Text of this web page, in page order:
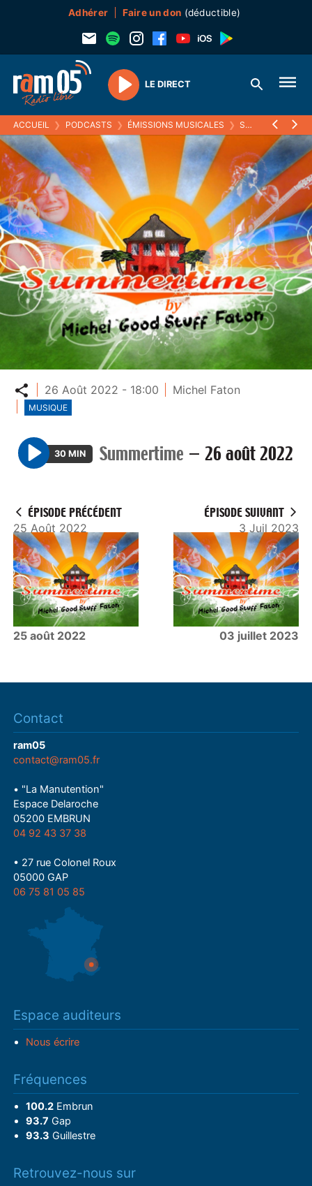
Adhérer Faire un don (déductible)
Play
LE DIRECT
ACCUEIL ❯ PODCASTS ❯ ÉMISSIONS MUSICALES ❯ SUMMERTIME
Partager
26 Août 2022 - 18:00 Michel Faton
MUSIQUE
P
y
30 MIN Summertime — 26 août 2022
ÉPISODE PRÉCÉDENT
25 Août 2022
25 août 2022
ÉPISODE SUIVANT
3 Juil 2023
03 juillet 2023
Contact
ram05
contact@ram05.fr
• "La Manutention"
Espace Delaroche
05200 EMBRUN
04 92 43 37 38
• 27 rue Colonel Roux
05000 GAP
06 75 81 05 85
Espace auditeurs
Nous écrire
Fréquences
100.2Embrun
93.7 Gap
93.3 Guillestre
Retrouvez-nous sur